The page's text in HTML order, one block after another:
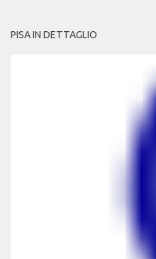
PISA IN DETTAGLIO